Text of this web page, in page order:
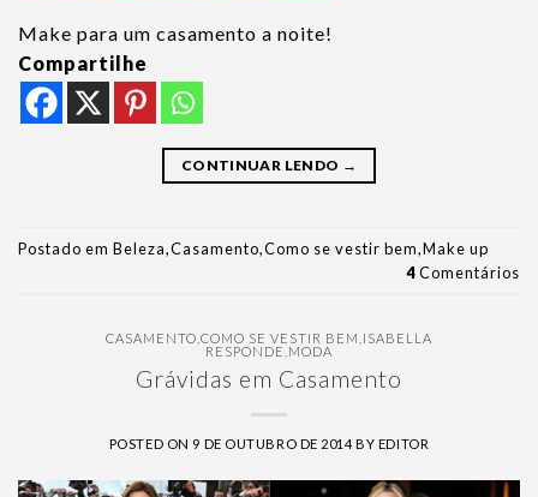
Make para um casamento a noite!
Compartilhe
CONTINUAR LENDO →
Postado em Beleza,Casamento,Como se vestir bem,Make up
4Comentários
CASAMENTO COMO SE VESTIR BEM ISABELLA
RESPONDE MODA
Grávidas em Casamento
POSTED ON 9 DE OUTUBRO DE 2014BY EDITOR